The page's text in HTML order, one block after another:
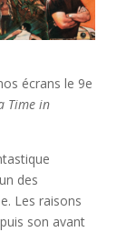
écrans le 9e
Time in
des
Les raisons
son avant